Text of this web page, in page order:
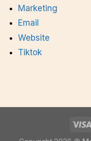
Marketing
Email
Website
Tiktok